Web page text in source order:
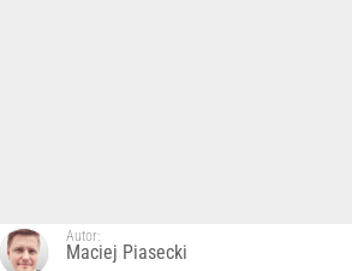
Autor:
Maciej Piasecki